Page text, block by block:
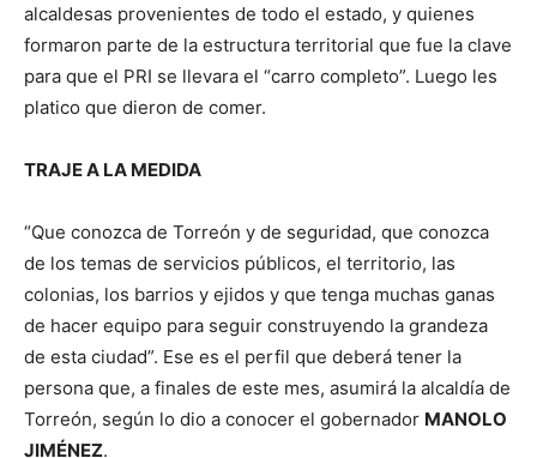
alcaldesas provenientes de todo el estado, y quienes
formaron parte de la estructura territorial que fue la clave
para que el PRI se llevara el “carro completo”. Luego les
platico que dieron de comer.
TRAJE A LA MEDIDA
“Que conozca de Torreón y de seguridad, que conozca
de los temas de servicios públicos, el territorio, las
colonias, los barrios y ejidos y que tenga muchas ganas
de hacer equipo para seguir construyendo la grandeza
de esta ciudad”. Ese es el perfil que deberá tener la
persona que, a finales de este mes, asumirá la alcaldía de
Torreón, según lo dio a conocer el gobernador MANOLO
JIMÉNEZ.